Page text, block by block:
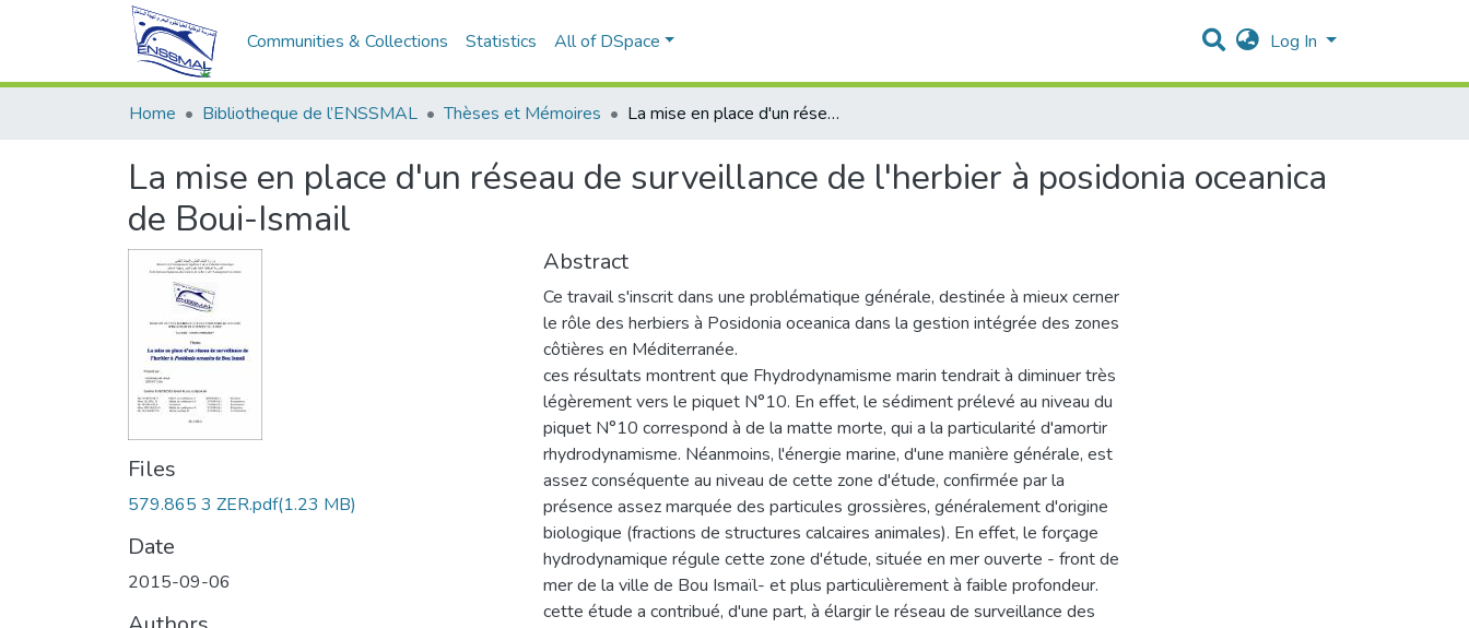
Communities & Collections Statistics All of DSpace Log In
Home Bibliotheque de l’ENSSMAL Thèses et Mémoires La mise en place d'un réseau de surveillance de l'herbier à posidonia oceanica de Boui-Ismail
La mise en place d'un réseau de surveillance de l'herbier à posidonia oceanica
de Boui-Ismail
Files
579.865 3 ZER.pdf(1.23 MB)
Date
2015-09-06
Abstract
Ce travail s'inscrit dans une problématique générale, destinée à mieux cerner
le rôle des herbiers à Posidonia oceanica dans la gestion intégrée des zones
côtières en Méditerranée.
ces résultats montrent que Fhydrodynamisme marin tendrait à diminuer très
légèrement vers le piquet N°10. En effet, le sédiment prélevé au niveau du
piquet N°10 correspond à de la matte morte, qui a la particularité d'amortir
rhydrodynamisme. Néanmoins, l'énergie marine, d'une manière générale, est
assez conséquente au niveau de cette zone d'étude, confirmée par la
présence assez marquée des particules grossières, généralement d'origine
biologique (fractions de structures calcaires animales). En effet, le forçage
hydrodynamique régule cette zone d'étude, située en mer ouverte - front de
mer de la ville de Bou Ismaïl- et plus particulièrement à faible profondeur.
cette étude a contribué, d'une part, à élargir le réseau de surveillance des